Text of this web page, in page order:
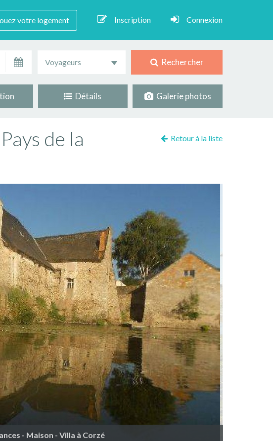
votre logement Inscription Connexion
Voyageurs Rechercher
Détails Galerie photos
de la
Retour à la liste
- Maison - Villa à Corzé